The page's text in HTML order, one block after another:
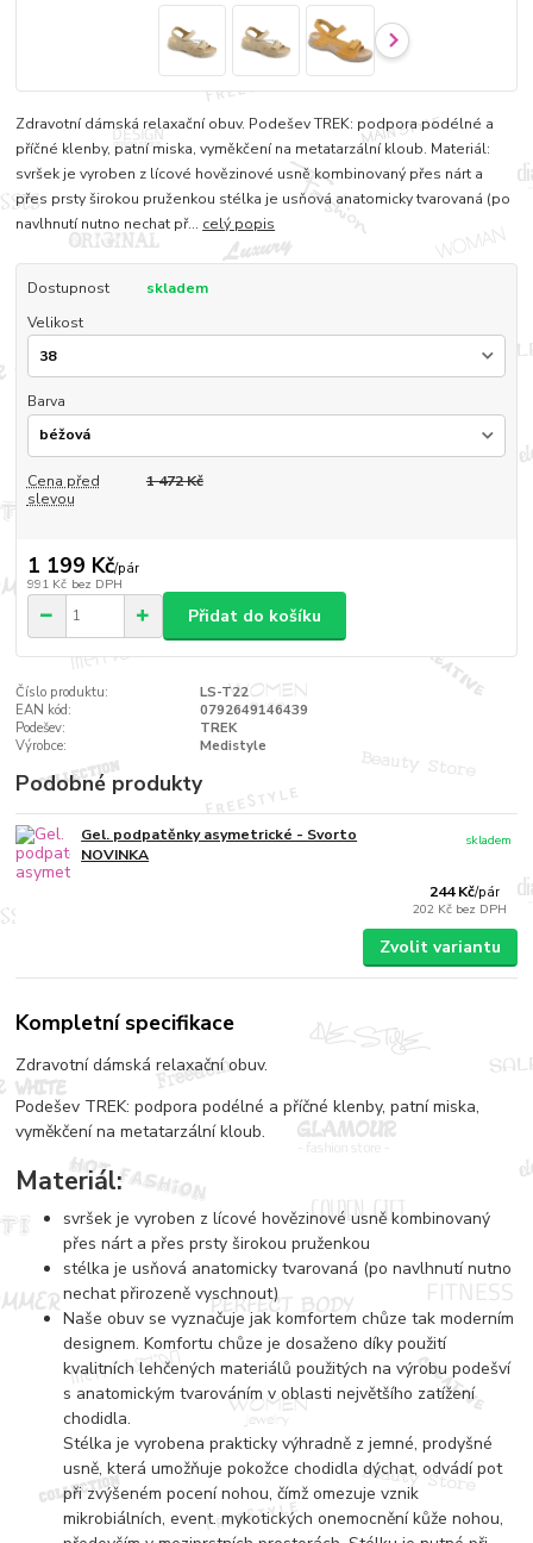
Zdravotní dámská relaxační obuv. Podešev TREK: podpora podélné a
příčné klenby, patní miska, vyměkčení na metatarzální kloub. Materiál:
svršek je vyroben z lícové hovězinové usně kombinovaný přes nárt a
přes prsty širokou pruženkou stélka je usňová anatomicky tvarovaná (po
navlhnutí nutno nechat př... celý popis
Dostupnost
skladem
Velikost
Barva
Cena před
slevou
1 472 Kč
1 199 Kč/pár
991 Kč bez DPH
Přidat do košíku
Číslo produktu:
LS-T22
EAN kód:
0792649146439
Podešev:
TREK
Výrobce:
Medistyle
Podobné produkty
Gel. podpatěnky asymetrické - Svorto
NOVINKA
244 Kč/pár
202 Kč bez DPH
skladem
Zvolit variantu
Kompletní specifikace
Zdravotní dámská relaxační obuv.
Podešev TREK: podpora podélné a příčné klenby, patní miska,
vyměkčení na metatarzální kloub.
Materiál:
svršek je vyroben z lícové hovězinové usně kombinovaný
přes nárt a přes prsty širokou pruženkou
stélka je usňová anatomicky tvarovaná (po navlhnutí nutno
nechat přirozeně vyschnout)
Naše obuv se vyznačuje jak komfortem chůze tak moderním
designem. Komfortu chůze je dosaženo díky použití
kvalitních lehčených materiálů použitých na výrobu podešví
s anatomickým tvarováním v oblasti největšího zatížení
chodidla.
Stélka je vyrobena prakticky výhradně z jemné, prodyšné
usně, která umožňuje pokožce chodidla dýchat, odvádí pot
při zvýšeném pocení nohou, čímž omezuje vznik
mikrobiálních, event. mykotických onemocnění kůže nohou,